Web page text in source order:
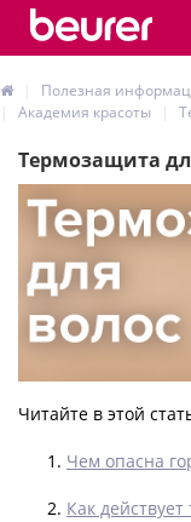
Полезная
Академия красоты
Термозащита
Читайте в этой
Чем опасна
Как